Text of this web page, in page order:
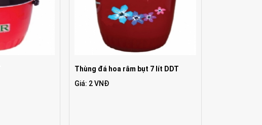
Thùng đá hoa râm bụt 7 lít DDT
Giá: 2 VNĐ